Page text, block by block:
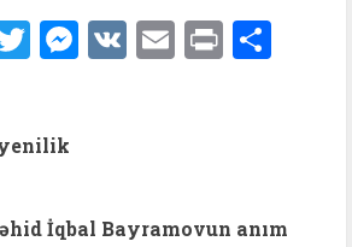
Twitter
Messenger
VK Email
Print
İqbal Bayramovun anım